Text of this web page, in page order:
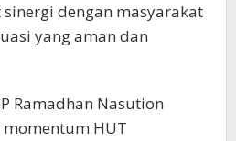
dengan masyarakat
yang aman dan
Ramadhan Nasution
momentum HUT